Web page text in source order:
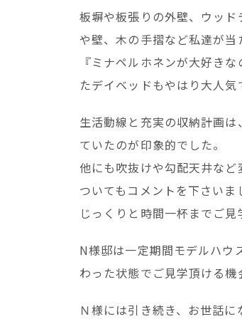
板塀や板張りの外壁、ウッ
や壁、木の手摺など私達が当
『ミナペルホネンが大好き
たデイベッドもやはり大人気
生活動線と充実の収納計画
ていたのが印象的でした。
他にも吹抜けや勾配天井な
ついてもコメントを下さいま
じっくりと時間一杯までご
N様邸は一定期間モデルハウ
わった状態でご見学頂ける機
Ｎ様には引き続き、お世話に